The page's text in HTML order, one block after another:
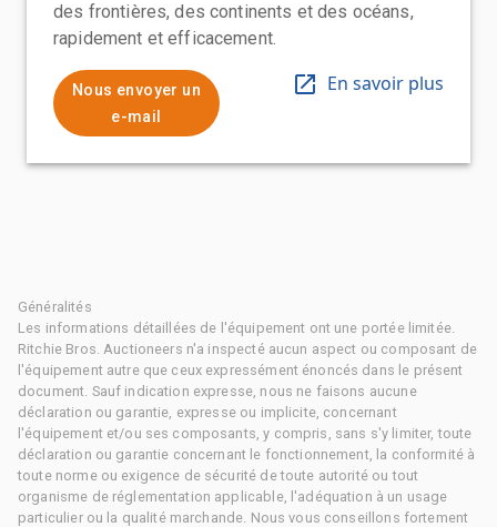
des frontières, des continents et des océans,
rapidement et efficacement.
Nous envoyer un
e-mail
En savoir plus
Généralités
Les informations détaillées de l'équipement ont une portée limitée.
Ritchie Bros. Auctioneers n'a inspecté aucun aspect ou composant de
l'équipement autre que ceux expressément énoncés dans le présent
document. Sauf indication expresse, nous ne faisons aucune
déclaration ou garantie, expresse ou implicite, concernant
l'équipement et/ou ses composants, y compris, sans s'y limiter, toute
déclaration ou garantie concernant le fonctionnement, la conformité à
toute norme ou exigence de sécurité de toute autorité ou tout
organisme de réglementation applicable, l'adéquation à un usage
particulier ou la qualité marchande. Nous vous conseillons fortement